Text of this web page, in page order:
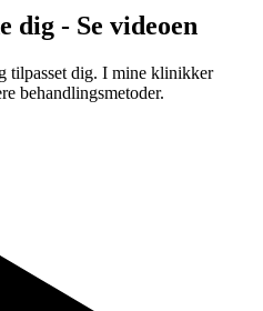
dig - Se videoen
tilpasset dig. I mine klinikker
behandlingsmetoder.